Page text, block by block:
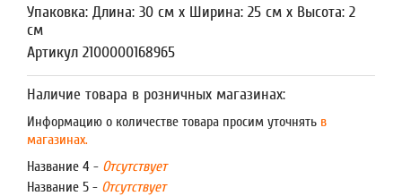
Упаковка: Длина: 30 см x Ширина: 25 см x Высота: 2
см
Артикул 2100000168965
Наличие товара в розничных магазинах:
Информацию о количестве товара просим уточнять в
магазинах.
Название 4 - Отсутствует
Название 5 - Отсутствует